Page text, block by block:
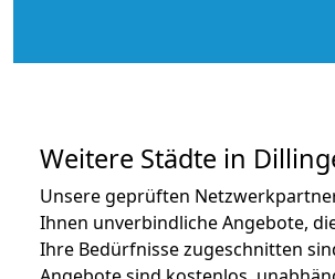
Weitere Städte in
Unsere geprüften
Ihnen unverbindliche Angebote,
Ihre Bedürfnisse zugeschnitten